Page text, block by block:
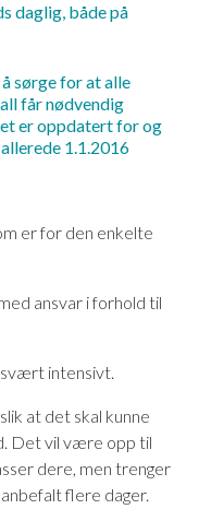
daglig, både på
sørge for at alle
får nødvendig
er oppdatert for og
1.1.2016
er for den enkelte
ansvar i forhold til
svært intensivt.
at det skal kunne
Det vil være opp til
dere, men trenger
flere dager.